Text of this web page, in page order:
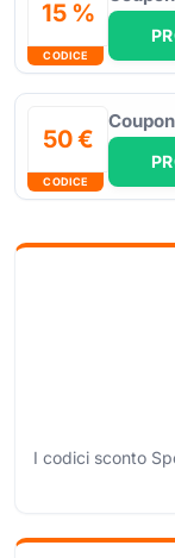
15 %
CODICE
50 €
CODICE
I codici sconto